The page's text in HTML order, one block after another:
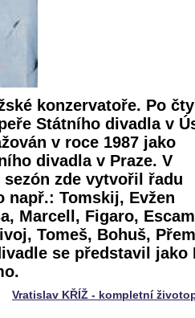
konzervatoře. Po
Státního divadla v
v roce 1987 jako
divadla v Praze. V
zde vytvořil řadu
např.: Tomskij, Evžen
Marcell, Figaro,
Tomeš, Bohuš,
se představil jako
Vratislav KŘÍŽ - kompletní